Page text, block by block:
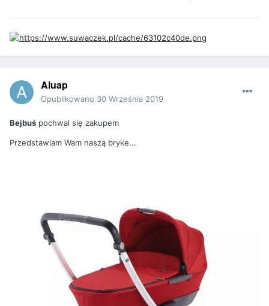
Aluap
Opublikowano 30 Września 2019
Bejbuś pochwal się zakupem
Przedstawiam Wam naszą bryke...